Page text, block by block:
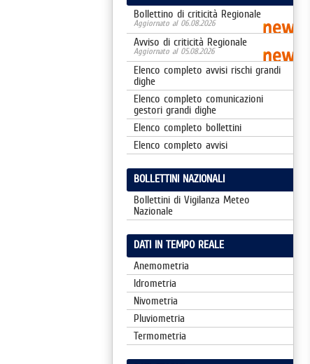
Bollettino di criticità Regionale
Aggiornato al 06.08.2026
Avviso di criticità Regionale
Aggiornato al 05.08.2026
Elenco completo avvisi rischi grandi
dighe
Elenco completo comunicazioni
gestori grandi dighe
Elenco completo bollettini
Elenco completo avvisi
BOLLETTINI NAZIONALI
Bollettini di Vigilanza Meteo
Nazionale
DATI IN TEMPO REALE
Anemometria
Idrometria
Nivometria
Pluviometria
Termometria